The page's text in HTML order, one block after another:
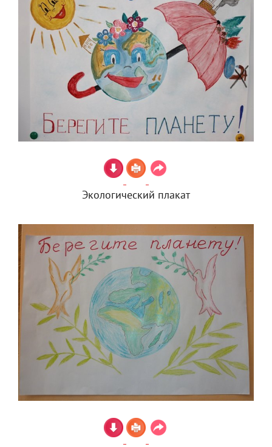
Экологический плакат